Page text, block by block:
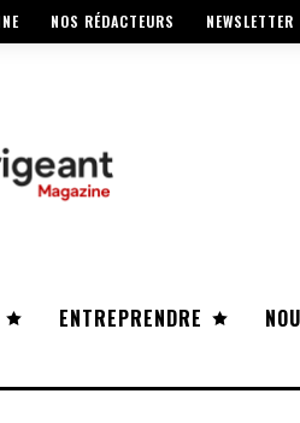
NOS RÉDACTEURS NEWSLETTER
ENTREPRENDRE